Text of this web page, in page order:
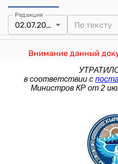
Редакция
02.07.2025
Внимание данный